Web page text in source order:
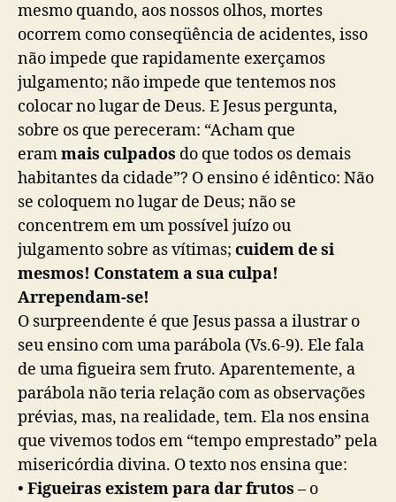
mesmo quando, aos nossos olhos, mortes
ocorrem como conseqüência de acidentes, isso
não impede que rapidamente exerçamos
julgamento; não impede que tentemos nos
colocar no lugar de Deus. E Jesus pergunta,
sobre os que pereceram: “Acham que
erammais culpados do que todos os demais
habitantes da cidade”? O ensino é idêntico: Não
se coloquem no lugar de Deus; não se
concentrem em um possível juízo ou
julgamento sobre as vítimas; cuidem de si
mesmos! Constatem a sua culpa!
Arrependam-se!
O surpreendente é que Jesus passa a ilustrar o
seu ensino com uma parábola (Vs.6-9). Ele fala
de uma figueira sem fruto. Aparentemente, a
parábola não teria relação com as observações
prévias, mas, na realidade, tem. Ela nos ensina
que vivemos todos em “tempo emprestado” pela
misericórdia divina. O texto nos ensina que:
• Figueiras existem para dar frutos – o